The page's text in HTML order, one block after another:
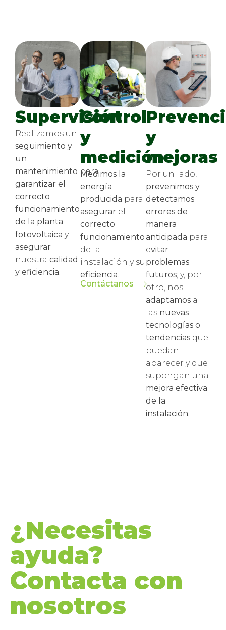
Supervisión
Realizamos un
seguimiento y
un
mantenimiento para
garantizar el
correcto
funcionamiento
de la planta
fotovoltaica y
asegurar
nuestra calidad
y eficiencia.
Control
y
medición
Medimos la
energía
producida para
asegurar el
correcto
funcionamiento
de la
instalación y su
eficiencia
Contáctanos
y
mejoras
Por un lado,
prevenimos y
detectamos
errores de
manera
anticipada para
evitar
problemas
futuros; y, por
otro, nos
adaptamosa
las nuevas
tecnologías o
tendenciasque
puedan
aparecer y que
supongan una
mejora efectiva
de la
instalación.
¿Necesitas
ayuda?
Contacta con
nosotros